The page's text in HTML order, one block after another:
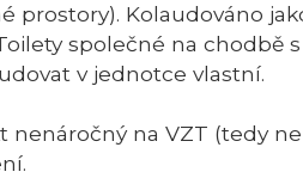
prostory). Kolaudováno
společné na chodbě
v jednotce vlastní.
nenáročný na VZT (tedy